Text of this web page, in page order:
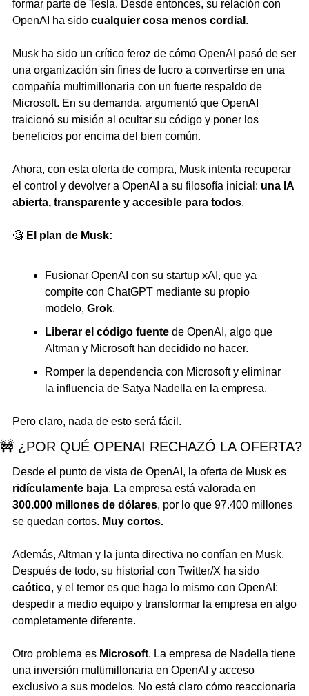
formar parte de Tesla. Desde entonces, su relación con
OpenAI ha sido cualquier cosa menos cordial .
Musk ha sido un crítico feroz de cómo OpenAI pasó de ser
una organización sin fines de lucro a convertirse en una
compañía multimillonaria con un fuerte respaldo de
Microsoft. En su demanda, argumentó que OpenAI
traicionó su misión al ocultar su código y poner los
beneficios por encima del bien común.
Ahora, con esta oferta de compra, Musk intenta recuperar
el control y devolver a OpenAI a su filosofía inicial: una IA
abierta, transparente y accesible para todos.
🧐 El plan de Musk:
Fusionar OpenAI con su startup xAI, que ya
compite con ChatGPT mediante su propio
modelo, Grok.
Liberar el código fuente de OpenAI, algo que
Altman y Microsoft han decidido no hacer.
Romper la dependencia con Microsoft y eliminar
la influencia de Satya Nadella en la empresa.
Pero claro, nada de esto será fácil.
🚧 ¿POR QUÉ OPENAI RECHAZÓ LA OFERTA?
ridículamente baja
300.000 millones de dólares, por lo que 97.400 millones
se quedan cortos. Muy cortos.
Además, Altman y la junta directiva no confían en Musk.
caótico, y el temor es que haga lo mismo con OpenAI:
despedir a medio equipo y transformar la empresa en algo
completamente diferente.
Otro problema es Microsoft. La empresa de Nadella tiene
una inversión multimillonaria en OpenAI y acceso
exclusivo a sus modelos. No está claro cómo reaccionaría